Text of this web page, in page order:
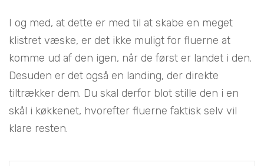
I og med, at dette er med til at skabe en meget
klistret væske, er det ikke muligt for fluerne at
komme ud af den igen, når de først er landet i den.
Desuden er det også en landing, der direkte
tiltrækker dem. Du skal derfor blot stille den i en
skål i køkkenet, hvorefter fluerne faktisk selv vil
klare resten.